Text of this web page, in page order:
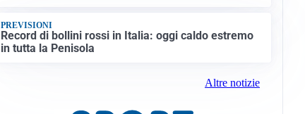
PREVISIONI
Record di bollini rossi in Italia: oggi caldo estremo
in tutta la Penisola
Altre notizie